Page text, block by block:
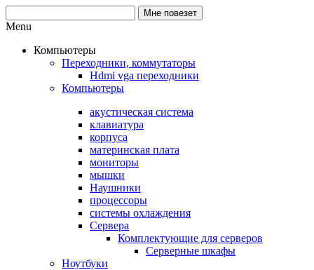
Menu
Компьютеры
Переходники, коммутаторы
Hdmi vga переходники
Компьютеры
акустическая система
клавиатура
корпуса
материнская плата
мониторы
мышки
Наушники
процессоры
системы охлаждения
Сервера
Комплектующие для серверов
Серверные шкафы
Ноутбуки